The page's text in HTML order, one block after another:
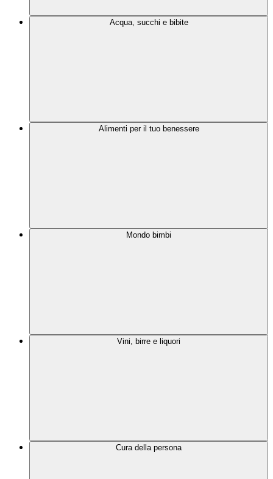
Acqua, succhi e bibite
Alimenti per il tuo benessere
Mondo bimbi
Vini, birre e liquori
Cura della persona